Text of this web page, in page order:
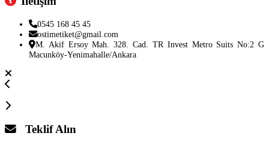
0545 168 45 45
ostimetiket@gmail.com
M. Akif Ersoy Mah. 328. Cad. TR Invest Metro Suits No:2 G
Macunköy-Yenimahalle/Ankara
Teklif Alın